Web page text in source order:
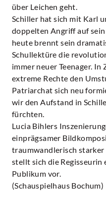
über Leichen geht.
Schiller hat sich mit Karl
doppelten Angriff auf
heute brennt sein
Schullektüre die
immer neuer Teenager. In
extreme Rechte den
Patriarchat sich neu
wir den Aufstand in
fürchten.
Lucia Bihlers
einprägsamer
traumwandlerisch starker
stellt sich die Regisseurin
Publikum vor.
(Schauspielhaus Bochum)